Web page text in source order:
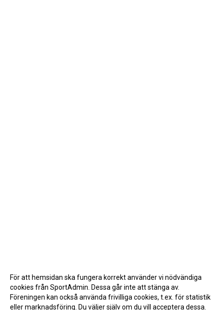
För att hemsidan ska fungera korrekt använder vi nödvändiga
cookies från SportAdmin. Dessa går inte att stänga av.
Föreningen kan också använda frivilliga cookies, t.ex. för statistik
eller marknadsföring. Du väljer själv om du vill acceptera dessa.